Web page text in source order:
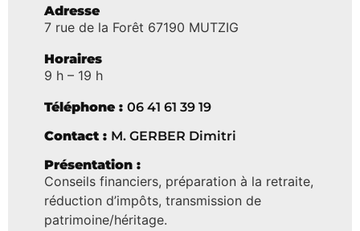
Adresse
7 rue de la Forêt 67190 MUTZIG
Horaires
9 h – 19 h
Téléphone : 06 41 61 39 19
Contact : M. GERBER Dimitri
Présentation :
Conseils financiers, préparation à la retraite,
réduction d’impôts, transmission de
patrimoine/héritage.